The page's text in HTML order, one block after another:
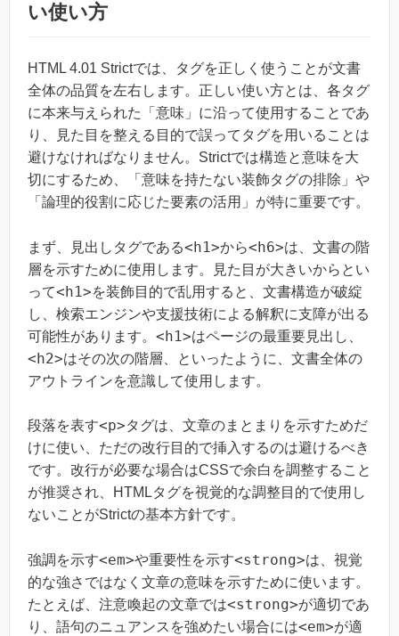
い使い方
HTML 4.01 Strictでは、タグを正しく使うことが文書
全体の品質を左右します。正しい使い方とは、各タグ
に本来与えられた「意味」に沿って使用することであ
り、見た目を整える目的で誤ってタグを用いることは
避けなければなりません。Strictでは構造と意味を大
切にするため、「意味を持たない装飾タグの排除」や
「論理的役割に応じた要素の活用」が特に重要です。
まず、見出しタグである<h1>から<h6>は、文書の階
層を示すために使用します。見た目が大きいからとい
って<h1>を装飾目的で乱用すると、文書構造が破綻
し、検索エンジンや支援技術による解釈に支障が出る
可能性があります。 <h1>はページの最重要見出し、
<h2>はその次の階層、といったように、文書全体の
アウトラインを意識して使用します。
段落を表す<p>タグは、文章のまとまりを示すためだ
けに使い、ただの改行目的で挿入するのは避けるべき
です。改行が必要な場合はCSSで余白を調整すること
が推奨され、HTMLタグを視覚的な調整目的で使用し
ないことがStrictの基本方針です。
強調を示す<em>や重要性を示す<strong>は、視覚
的な強さではなく文章の意味を示すために使います。
たとえば、注意喚起の文章では<strong>が適切であ
り、語句のニュアンスを強めたい場合には<em>が適